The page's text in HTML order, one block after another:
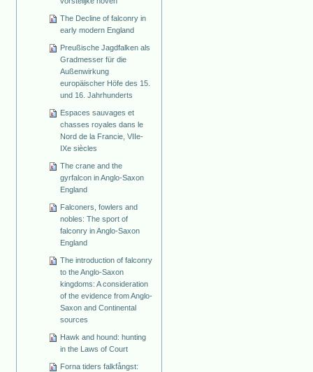
The Decline of falconry in
early modern England
Preußische Jagdfalken als
Gradmesser für die
Außenwirkung
europäischer Höfe des 15.
und 16. Jahrhunderts
Espaces sauvages et
chasses royales dans le
Nord de la Francie, VIIe-
IXe siècles
The crane and the
gyrfalcon in Anglo-Saxon
England
Falconers, fowlers and
nobles: The sport of
falconry in Anglo-Saxon
England
The introduction of falconry
to the Anglo-Saxon
kingdoms: A consideration
of the evidence from Anglo-
Saxon and Continental
sources
Hawk and hound: hunting
in the Laws of Court
Forna tiders falkfångst: